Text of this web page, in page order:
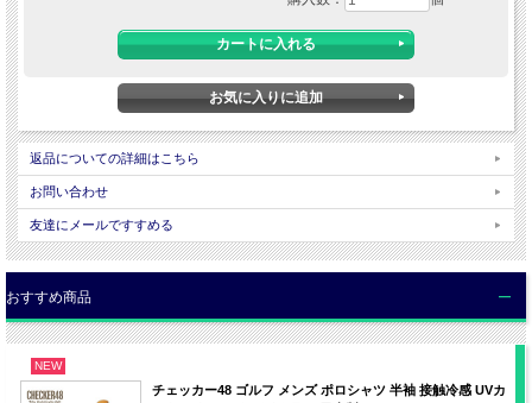
106cm 68cm 43cm
112cm 70.5cm 44cm
■サイズについて
・サイズは当店実寸サイズです。タグの表記とは異なる場合があります。
ご注文前にお手持ちの洋服のサイズを平置きの状態で測っていただき各商品のサイ
・当店で表示している採寸は、各アイテム・各サイズごとに代表一点を抜き出し採
寸しています。
生地の種類や商品の状態によって個体差が生じる場合もございます。あらかじめご
了承ください。
・お客様のパソコンの設定（OS・モニター）によって商品の色や素材感が 異なっ
て見える場合がございます。
・天候によって色・素材感が違った風に見える場合がございます。
返品についての詳細はこちら
お問い合わせ
友達にメールですすめる
おすすめ商品
NEW
チェッカー48 ゴルフ メンズ ポロシャツ 半袖 接触冷感 UVカ